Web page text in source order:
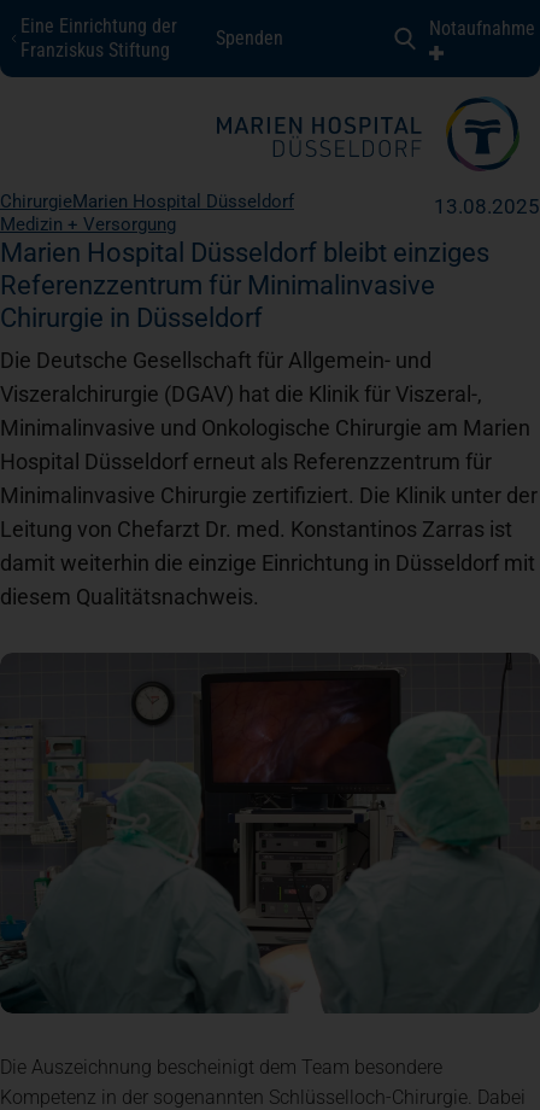
Eine Einrichtung der
Franziskus Stiftung
Spenden Notaufnahme
Marien Hospital Düsseldorf
Patienten + Besucher
Über uns
Karriere
Kontakt
Spenden+ Helfen
Spenden
Veranstaltungen
Spenden
ChirurgieMarien Hospital Düsseldorf
Medizin + Versorgung
13.08.2025
Marien Hospital Düsseldorf bleibt einziges
Referenzzentrum für Minimalinvasive
Chirurgie in Düsseldorf
Die Deutsche Gesellschaft für Allgemein- und
Viszeralchirurgie (DGAV) hat die Klinik für Viszeral-,
Minimalinvasive und Onkologische Chirurgie am Marien
Hospital Düsseldorf erneut als Referenzzentrum für
Minimalinvasive Chirurgie zertifiziert. Die Klinik unter der
Leitung von Chefarzt Dr. med. Konstantinos Zarras ist
damit weiterhin die einzige Einrichtung in Düsseldorf mit
diesem Qualitätsnachweis.
Die Auszeichnung bescheinigt dem Team besondere
Kompetenz in der sogenannten Schlüsselloch-Chirurgie. Dabei